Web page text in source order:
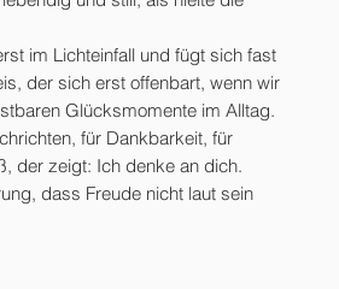
im Lichteinfall und fügt sich fast
der sich erst offenbart, wenn wir
Glücksmomente im Alltag.
für Dankbarkeit, für
der zeigt: Ich denke an dich.
dass Freude nicht laut sein